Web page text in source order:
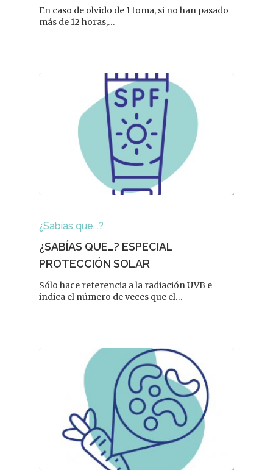
En caso de olvido de 1 toma, si no han pasado
más de 12 horas,…
¿Sabías que...?
¿SABÍAS QUE…? ESPECIAL
PROTECCIÓN SOLAR
Sólo hace referencia a la radiación UVB e
indica el número de veces que el…
Actualidad
¿Sabías
Infantil
I Jornada Gallega De
Problemas